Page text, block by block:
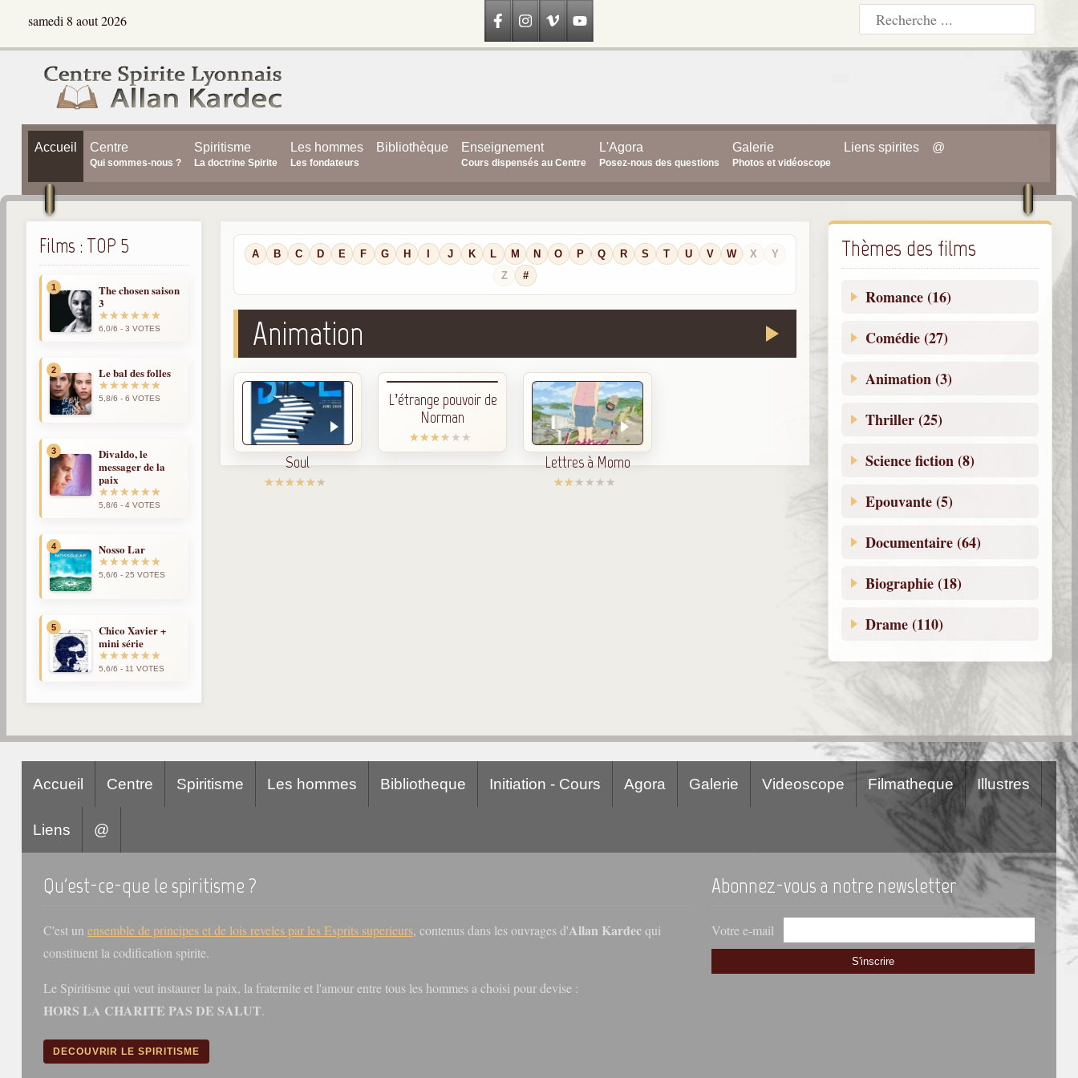
samedi 8 aout 2026
Accueil Centre
Qui sommes-nous ?
Spiritisme
La doctrine Spirite
Les hommes
Les fondateurs
Bibliothèque Enseignement
Cours dispensés au Centre
L'Agora
Posez-nous des questions
Galerie
Photos et vidéoscope
Liens spirites @
Films : TOP 5
1
The chosen saison
3
6,0/6 - 3 VOTES
2 Le bal des folles
5,8/6 - 6 VOTES
3
Divaldo, le
messager de la
paix
5,8/6 - 4 VOTES
4 Nosso Lar
5,6/6 - 25 VOTES
5
Chico Xavier +
mini série
5,6/6 - 11 VOTES
A B C D E F G H J K L M N O P Q R S T U V W X
Y
Z
#
Animation
Soul
L’étrange pouvoir de
Norman
Lettres à Momo
Thèmes des films
Romance (16)
Comédie (27)
Animation (3)
Thriller (25)
Science fiction (8)
Epouvante (5)
Documentaire (64)
Biographie (18)
Drame (110)
Accueil Centre Spiritisme Les hommes Bibliotheque Initiation - Cours Agora Galerie Videoscope Filmatheque Illustres
Liens @
Qu'est-ce-que le spiritisme ?
C'est un ensemble de principes et de lois reveles par les Esprits superieurs, contenus dans les ouvrages d'Allan Kardecqui
constituent la codification spirite.
Le Spiritisme qui veut instaurer la paix, la fraternite et l'amour entre tous les hommes a choisi pour devise :
HORS LA CHARITE PAS DE SALUT.
DECOUVRIR LE SPIRITISME
Abonnez-vous a notre newsletter
Votre e-mail
S'inscrire